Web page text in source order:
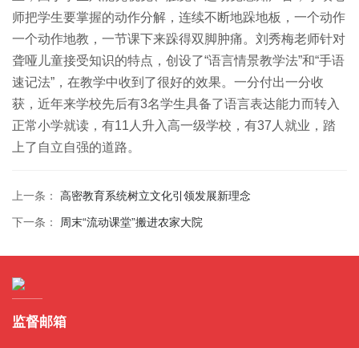
师把学生要掌握的动作分解，连续不断地跺地板，一个动作
一个动作地教，一节课下来跺得双脚肿痛。刘秀梅老师针对
聋哑儿童接受知识的特点，创设了“语言情景教学法”和“手语
速记法”，在教学中收到了很好的效果。一分付出一分收
获，近年来学校先后有3名学生具备了语言表达能力而转入
正常小学就读，有11人升入高一级学校，有37人就业，踏
上了自立自强的道路。
上一条： 高密教育系统树立文化引领发展新理念
下一条： 周末“流动课堂”搬进农家大院
监督邮箱